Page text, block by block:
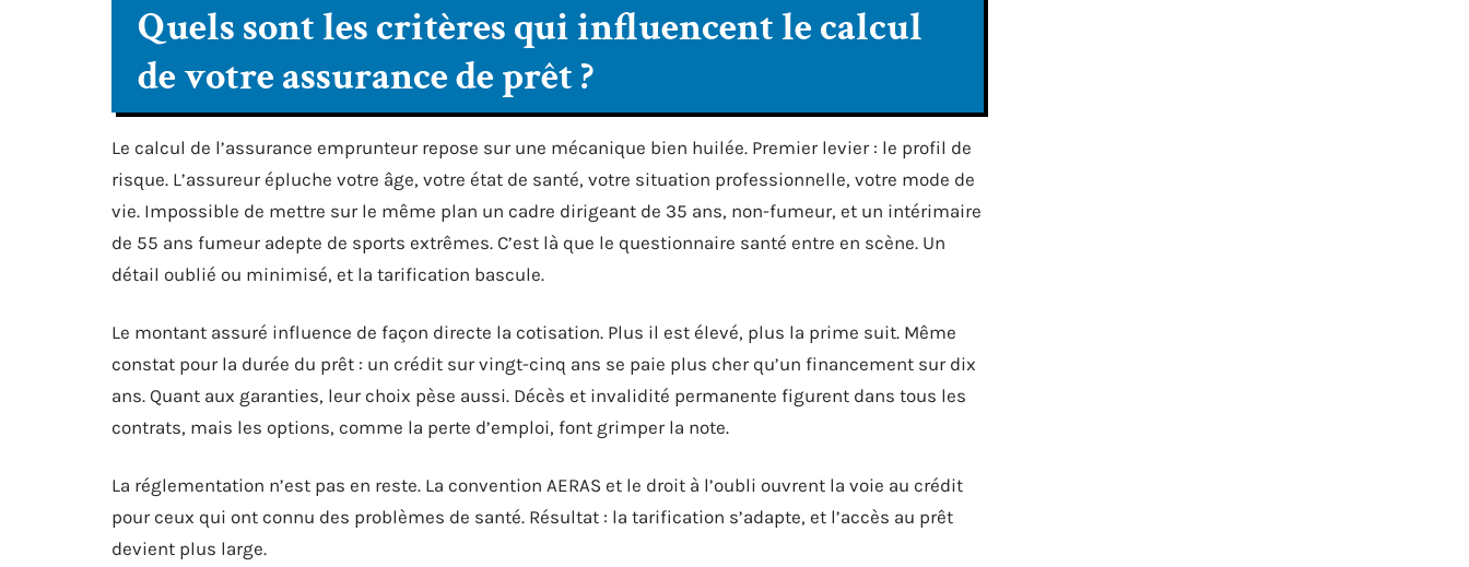
Quels sont les critères qui influencent le calcul
de votre assurance de prêt ?
Le calcul de l’assurance emprunteur repose sur une mécanique bien huilée. Premier levier : le profil de
risque. L’assureur épluche votre âge, votre état de santé, votre situation professionnelle, votre mode de
vie. Impossible de mettre sur le même plan un cadre dirigeant de 35 ans, non-fumeur, et un intérimaire
de 55 ans fumeur adepte de sports extrêmes. C’est là que le questionnaire santé entre en scène. Un
détail oublié ou minimisé, et la tarification bascule.
Le montant assuré influence de façon directe la cotisation. Plus il est élevé, plus la prime suit. Même
constat pour la durée du prêt : un crédit sur vingt-cinq ans se paie plus cher qu’un financement sur dix
ans. Quant aux garanties, leur choix pèse aussi. Décès et invalidité permanente figurent dans tous les
contrats, mais les options, comme la perte d’emploi, font grimper la note.
La réglementation n’est pas en reste. La convention AERAS et le droit à l’oubli ouvrent la voie au crédit
pour ceux qui ont connu des problèmes de santé. Résultat : la tarification s’adapte, et l’accès au prêt
devient plus large.